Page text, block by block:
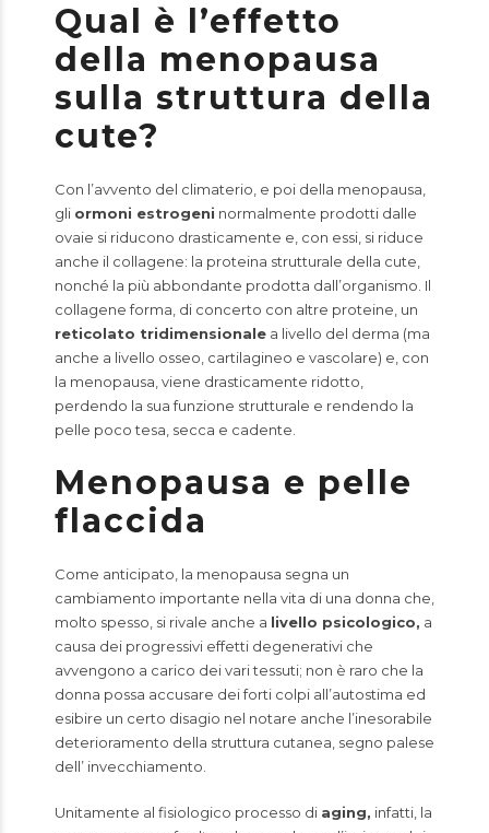
Qual è l’effetto
della menopausa
sulla struttura della
cute?
Con l’avvento del climaterio, e poi della menopausa,
gli ormoni estrogeni normalmente prodotti dalle
ovaie si riducono drasticamente e, con essi, si riduce
anche il collagene: la proteina strutturale della cute,
nonché la più abbondante prodotta dall’organismo. Il
collagene forma, di concerto con altre proteine, un
reticolato tridimensionale a livello del derma (ma
anche a livello osseo, cartilagineo e vascolare) e, con
la menopausa, viene drasticamente ridotto,
perdendo la sua funzione strutturale e rendendo la
pelle poco tesa, secca e cadente.
Menopausa e pelle
flaccida
Come anticipato, la menopausa segna un
cambiamento importante nella vita di una donna che,
molto spesso, si rivale anche a livello psicologico, a
causa dei progressivi effetti degenerativi che
avvengono a carico dei vari tessuti; non è raro che la
donna possa accusare dei forti colpi all’autostima ed
esibire un certo disagio nel notare anche l’inesorabile
deterioramento della struttura cutanea, segno palese
dell’ invecchiamento
Unitamente al fisiologico processo di aging, infatti, la